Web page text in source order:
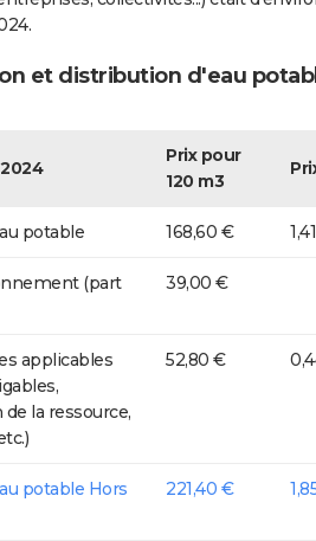
et distribution d'eau
Prix pour
120 m3
potable 168,60 €
(part
39,00 €
applicables
la ressource,
52,80 €
potable Hors
221,40 €